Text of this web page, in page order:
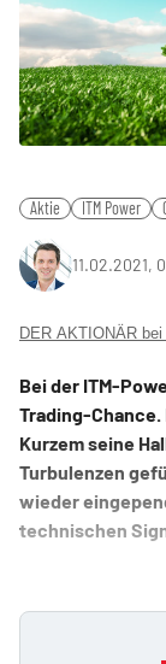
Aktie ITM Power
11.02.2021,
DER AKTIONÄR
Bei der ITM-
Trading-
Kurzem seine
Turbulenzen
wieder
technischen